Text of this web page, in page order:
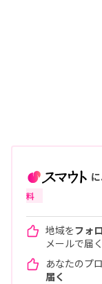
料
地域をフォ
メールで届く
あなたのプ
届く